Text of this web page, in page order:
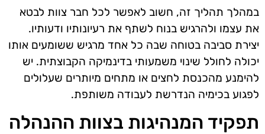
במהלך תהליך זה, חשוב לאפשר לכל חבר צוות לבטא
את עצמו ולהרגיש בנוח לשתף את רעיונותיו ודעותיו.
יצירת סביבה בטוחה שבה כל אחד מרגיש ששומעים אותו
יכולה לחולל שינוי משמעותי בדינמיקה הקבוצתית. יש
להימנע מהכנסת לחצים או מתחים מיותרים שעלולים
לפגוע בכימיה הנדרשת לעבודה משותפת.
תפקיד המנהיגות בצוות ההנהלה